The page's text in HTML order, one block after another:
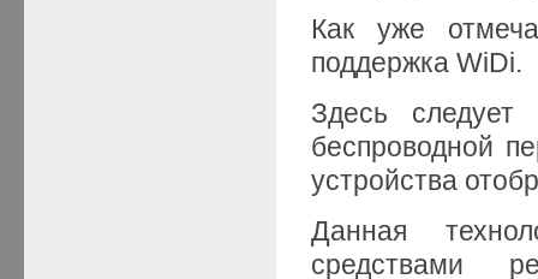
Как уже
поддержка WiDi.
Здесь
беспроводной
устройства
Данная
средствами